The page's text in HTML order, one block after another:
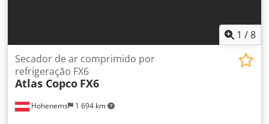
1 /8
Hohenems 1 694 km
Secador de ar comprimido por
refrigeração FX6
Atlas Copco FX6